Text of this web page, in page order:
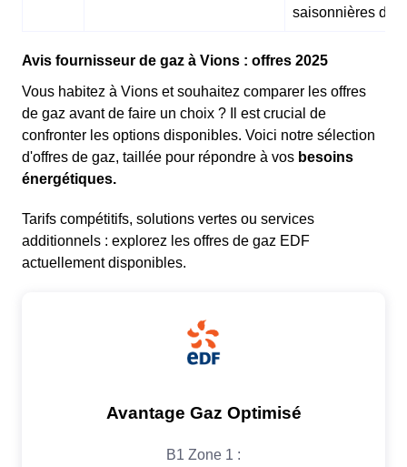
saisonnières
Avis fournisseur de gaz à Vions : offres 2025
Vous habitez à Vions et souhaitez comparer les offres
de gaz avant de faire un choix ? Il est crucial de
confronter les options disponibles. Voici notre sélection
d'offres de gaz, taillée pour répondre à vos besoins
énergétiques.
Tarifs compétitifs, solutions vertes ou services
additionnels : explorez les offres de gaz EDF
actuellement disponibles.